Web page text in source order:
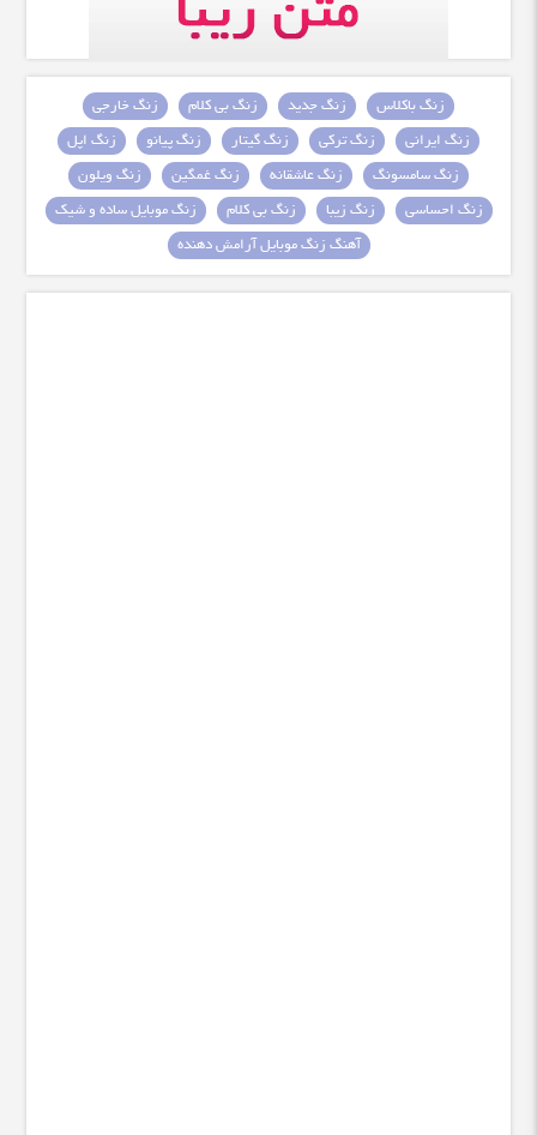
زنگ باکلاس زنگ جدید زنگ بی کلام
زنگ خارجی
زنگ ایرانی
زنگ ترکی زنگ گیتار زنگ پیانو
زنگ اپل
زنگ سامسونگ
زنگ عاشقانه زنگ غمگین
زنگ ویلون
زنگ احساسی
زنگ زیبا زنگ بی کلام
زنگ موبایل ساده و شیک
آهنگ زنگ موبایل آرامش دهنده